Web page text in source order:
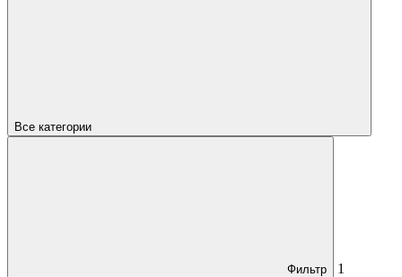
Все категории
Фильтр 1